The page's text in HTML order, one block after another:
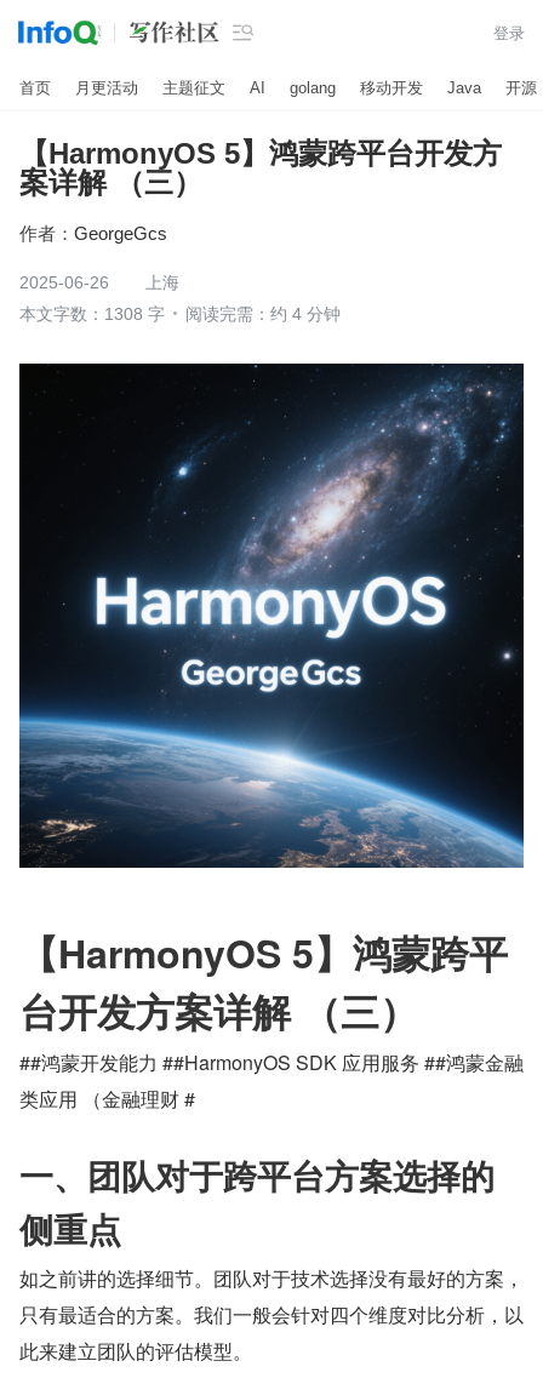
 登录
首页 月更活动 主题征文 AI golang 移动开发 Java 开源
【HarmonyOS 5】鸿蒙跨平台开发方
案详解 （三）
作者： GeorgeGcs
2025-06-26
上海
本文字数：1308 字
阅读完需：约 4 分钟
【HarmonyOS 5】鸿蒙跨平
台开发方案详解 （三）
##鸿蒙开发能力 ##HarmonyOS SDK 应用服务 ##鸿蒙金融
类应用 （金融理财 #
一、团队对于跨平台方案选择的
侧重点
如之前讲的选择细节。团队对于技术选择没有最好的方案，
只有最适合的方案。我们一般会针对四个维度对比分析，以
此来建立团队的评估模型。